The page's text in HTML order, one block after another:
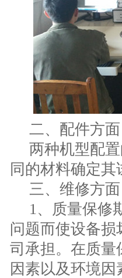
二、配件方面
两种机型配置
同的材料确定
三、维修方面
1、质量保修
问题而使设备
司承担。在质量
因素以及环境